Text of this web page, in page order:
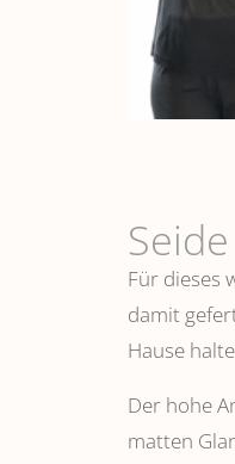
Für dieses
damit
Hause
Der hohe
matten